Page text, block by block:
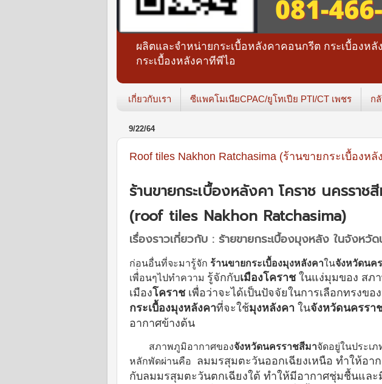
ผลิตและจำหน่ายกระเบื้อหลังคาคอนกรีต กระเบื้องห
กระเบื้องหลังคาทีพีไอ
เกี่ยวกับเรา ซีแพคโมเนียCPAC/ยูโทเปีย PTI/CT เพชร ก
9/22/64
Roof tiles Nakhon Ratchasima (ร้านขายกระเบื้องห
ร้านขายกระเบื้องหลังคา โคราช นครราช
(roof tiles Nakhon Ratchasima)
เรื่องราวเกี่ยวกับ : ร้ายขายกระเบื้องมุงหลัง ในจังหวั
ก่อนอื่นที่จะมารู้จัก ร้านขายกระเบื้องมุงหลังคาในจังหวัดนค
เพื่่อนๆไปทำความ รู้จักกับเมืองโคราช ในแง่มุมของ สภ
เมืองโคราช เพื่อว่าจะได้เป็นปัจจัยในการเลือกทรงของ
กระเบื้องมุงหลังคาที่จะใช้มุงหลังคา ในจังหวัดนครรา
อากาศข้างต้น
สภาพภูมิอากาศของจังหวัดนครราชสีมาจัดอยู่ในประเ
หลักพัดผ่านคือ
ลมมรสุมตะวันออกเฉียงเหนือ ทำให้อา
กับลมมรสุมตะวันตกเฉียงใต้ ทำให้มีอากาศชุ่มชื้นแล